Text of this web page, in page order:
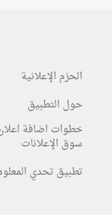
الحزم الإعلانية
حول التطبيق
خطوات اضافة
سوق الإعلانات
تطبيق تحدي